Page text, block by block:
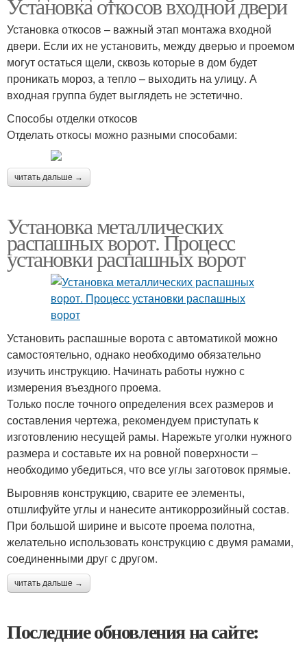
Установка откосов – важный этап монтажа входной
двери. Если их не установить, между дверью и проемом
могут остаться щели, сквозь которые в дом будет
проникать мороз, а тепло – выходить на улицу. А
входная группа будет выглядеть не эстетично.
Способы отделки откосов
Отделать откосы можно разными способами:
читать дальше →
Установка металлических
распашных ворот. Процесс
установки распашных ворот
Установить распашные ворота с автоматикой можно
самостоятельно, однако необходимо обязательно
изучить инструкцию. Начинать работы нужно с
измерения въездного проема.
Только после точного определения всех размеров и
составления чертежа, рекомендуем приступать к
изготовлению несущей рамы. Нарежьте уголки нужного
размера и составьте их на ровной поверхности –
необходимо убедиться, что все углы заготовок прямые.
Выровняв конструкцию, сварите ее элементы,
отшлифуйте углы и нанесите антикоррозийный состав.
При большой ширине и высоте проема полотна,
желательно использовать конструкцию с двумя рамами,
соединенными друг с другом.
читать дальше →
Последние обновления на сайте: